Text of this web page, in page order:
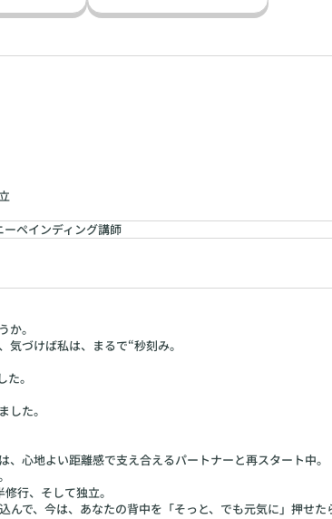
ペインディング講師
か。
づけば私は、まるで“秒刻み。
。
した。
心地よい距離感で支え合えるパートナーと再スタート中。
行、そして独立。
で、今は、あなたの背中を「そっと、でも元気に」押せた